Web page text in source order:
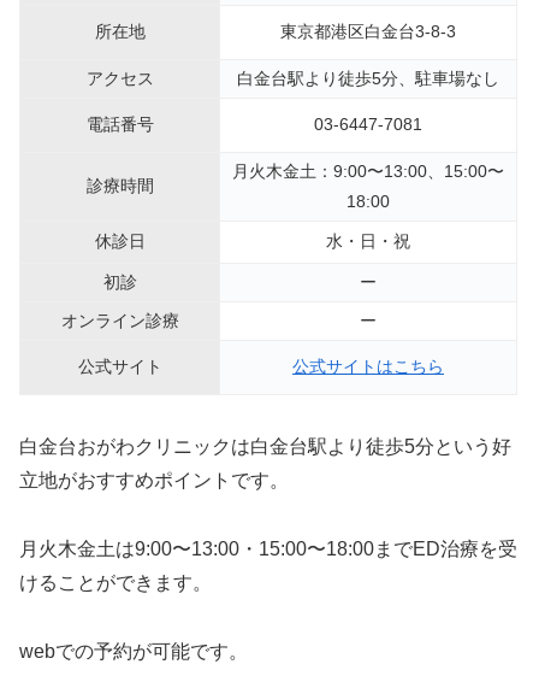
所在地 東京都港区白金台3-8-3
アクセス 白金台駅より徒歩5分、駐車場なし
電話番号 03-6447-7081
診療時間
月火木金土：9:00〜13:00、15:00〜
18:00
休診日 水・日・祝
初診
ー
オンライン診療
ー
公式サイト 公式サイトはこちら
白金台おがわクリニックは白金台駅より徒歩5分という好
立地がおすすめポイントです。
月火木金土は9:00〜13:00・15:00〜18:00までED治療を受
けることができます。
webでの予約が可能です。